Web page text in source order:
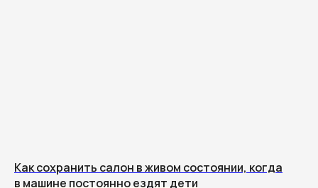
Как сохранить салон в живом состоянии, когда
в машине постоянно ездят дети